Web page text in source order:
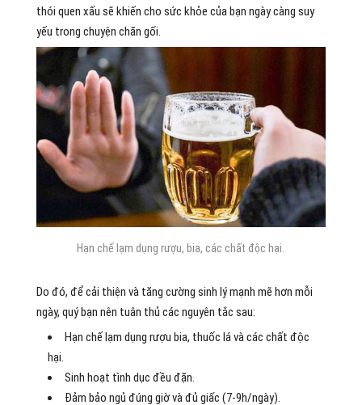
thói quen xấu sẽ khiến cho sức khỏe của bạn ngày càng suy
yếu trong chuyện chăn gối.
Hạn chế lạm dụng rượu, bia, các chất độc hại.
Do đó, để cải thiện và tăng cường sinh lý mạnh mẽ hơn mỗi
ngày, quý bạn nên tuân thủ các nguyên tắc sau:
Hạn chế lạm dụng rượu bia, thuốc lá và các chất độc
hại.
Sinh hoạt tình dục đều đặn.
Đảm bảo ngủ đúng giờ và đủ giấc (7-9h/ngày).